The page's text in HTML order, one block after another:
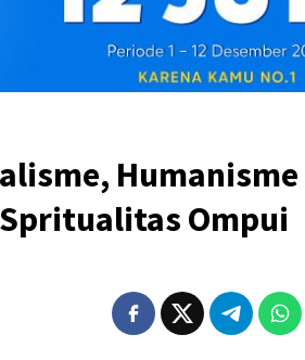
Humanisme
Ompui